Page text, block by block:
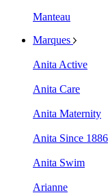
Manteau
Marques
Anita Active
Anita Care
Anita Maternity
Anita Since 1886
Anita Swim
Arianne